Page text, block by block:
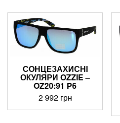
СОНЦЕЗАХИСНІ
ОКУЛЯРИ OZZIE –
OZ20:91 P6
2 992 грн